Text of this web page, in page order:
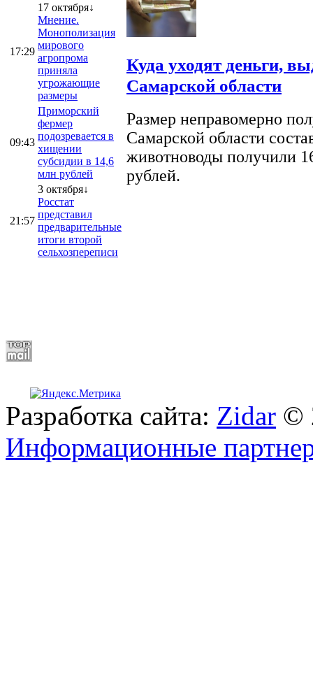
17:29
17 октября↓
Мнение.
Монополизация
мирового
агропрома
приняла
угрожающие
размеры
09:43
Приморский
фермер
подозревается в
хищении
субсидии в 14,6
млн рублей
21:57
3 октября↓
Росстат
представил
предварительные
итоги второй
сельхозпереписи
Куда уходят деньги,
Самарской области
Размер неправомерно
Самарской области
животноводы получили
рублей.
Разработка сайта: Zidar ©
Информационные